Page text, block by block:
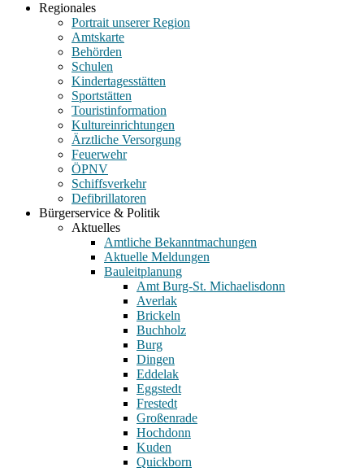
Regionales
Portrait unserer Region
Amtskarte
Behörden
Schulen
Kindertagesstätten
Sportstätten
Touristinformation
Kultureinrichtungen
Ärztliche Versorgung
Feuerwehr
ÖPNV
Schiffsverkehr
Defibrillatoren
Bürgerservice & Politik
Aktuelles
Amtliche Bekanntmachungen
Aktuelle Meldungen
Bauleitplanung
Amt Burg-St. Michaelisdonn
Averlak
Brickeln
Buchholz
Burg
Dingen
Eddelak
Eggstedt
Frestedt
Großenrade
Hochdonn
Kuden
Quickborn